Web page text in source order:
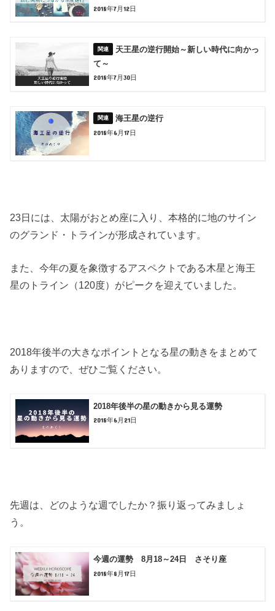
2018年7月12日
天王星の逆行開始～新しい時代に向かっ
て～
2018年7月30日
海王星の逆行
2018年6月17日
23日には、太陽がおとめ座に入り、本格的に地のサイン
のグランド・トラインが形成されています。
また、今年の夏を象徴するアスペクトである木星と海王
星のトライン（120度）がピークを迎えていました。
2018年後半の大きなポイントとなる星の動きをまとめて
ありますので、ぜひご覧ください。
2018年後半の星の動きから見る運勢
2018年6月21日
先週は、どのような週でしたか？振り返ってみましょ
う。
今週の運勢 8月18～24日 さそり座
2018年8月17日